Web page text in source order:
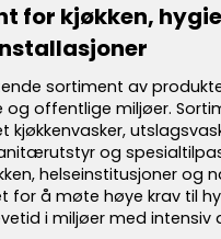
for kjøkken,
sortiment av
offentlige miljøer.
og
helseinstitusjoner og
for å møte høye krav til
i miljøer med intensiv